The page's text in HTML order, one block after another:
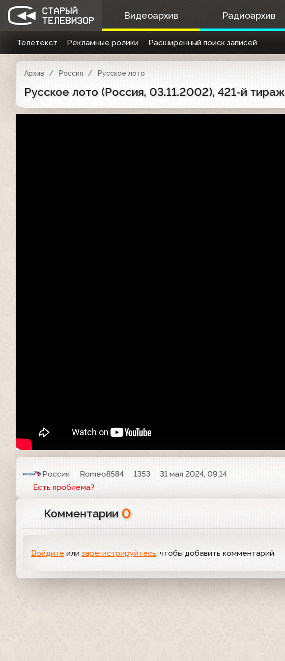
Видеоархив Радиоархив
Телетекст Рекламные ролики Расширенный поиск записей
Архив Россия Русское лото
Русское лото (Россия, 03.11.2002), 421-й тираж
Россия Romeo8584 1353
31 мая 2024, 09:14
Есть проблема?
Комментарии 0
Войдите или зарегистрируйтесь, чтобы добавить комментарий